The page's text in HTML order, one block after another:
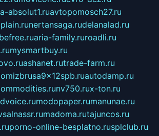
absolut1.ruavtopomosch27.ru
nertansaga.rudelanalad.ru
aria-family.ruroadli.ru
mysmartbuy.ru
ashanet.rutrade-farm.ru
autodamp.ru
nv750.rux-ton.ru
modopaper.rumanunae.ru
madoma.rutajuncos.ru
porno-online-besplatno.rusplclub.ru